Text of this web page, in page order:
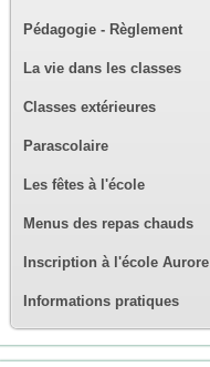
Pédagogie - Règlement
La vie dans les classes
Classes extérieures
Parascolaire
Les fêtes à l'école
Menus des repas chauds
Inscription à l'école Aurore
Informations pratiques